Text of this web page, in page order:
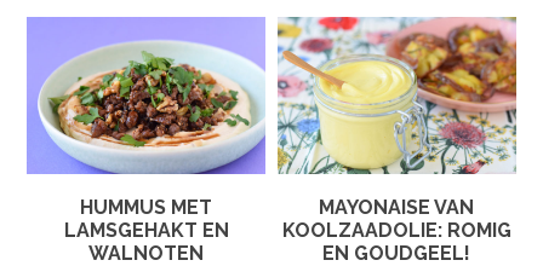
HUMMUS MET
LAMSGEHAKT EN
WALNOTEN
MAYONAISE VAN
KOOLZAADOLIE: ROMIG
EN GOUDGEEL!